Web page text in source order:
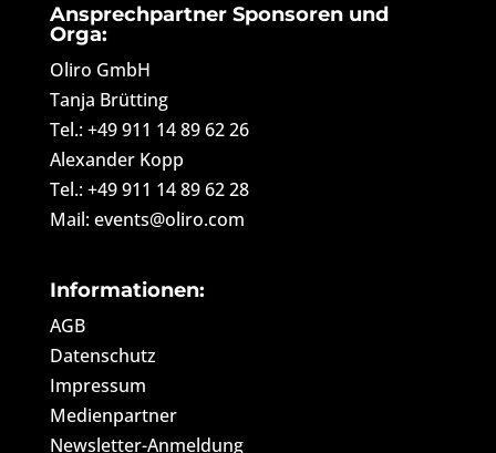
Ansprechpartner Sponsoren und
Orga:
Oliro GmbH
Tanja Brütting
Tel.: +49 911 14 89 62 26
Alexander Kopp
Tel.: +49 911 14 89 62 28
Mail: events@oliro.com
Informationen:
AGB
Datenschutz
Impressum
Medienpartner
Newsletter-Anmeldung